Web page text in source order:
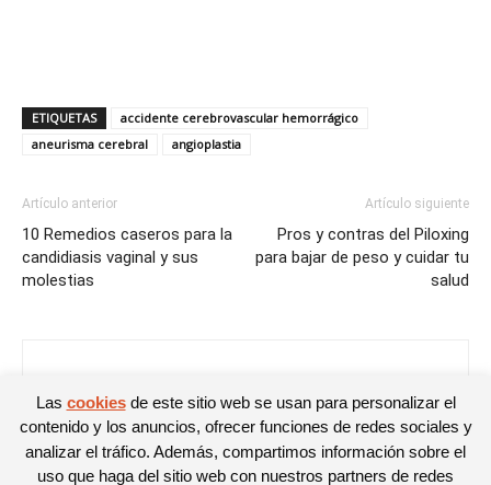
ETIQUETAS
accidente cerebrovascular hemorrágico
aneurisma cerebral
angioplastia
Artículo anterior
10 Remedios caseros para la
candidiasis vaginal y sus
molestias
Artículo siguiente
Pros y contras del Piloxing
para bajar de peso y cuidar tu
salud
Las cookiesde este sitio web se usan para personalizar el
contenido y los anuncios, ofrecer funciones de redes sociales y
analizar el tráfico. Además, compartimos información sobre el
uso que haga del sitio web con nuestros partners de redes